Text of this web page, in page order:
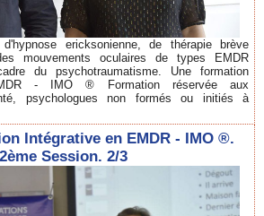
d'hypnose ericksonienne, de thérapie brève
mouvements oculaires de types EMDR
du psychotraumatisme. Une formation
- IMO ® Formation réservée aux
psychologues non formés ou initiés à
Intégrative en EMDR - IMO ®.
2ème Session. 2/3